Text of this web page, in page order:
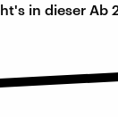
in dieser Ab